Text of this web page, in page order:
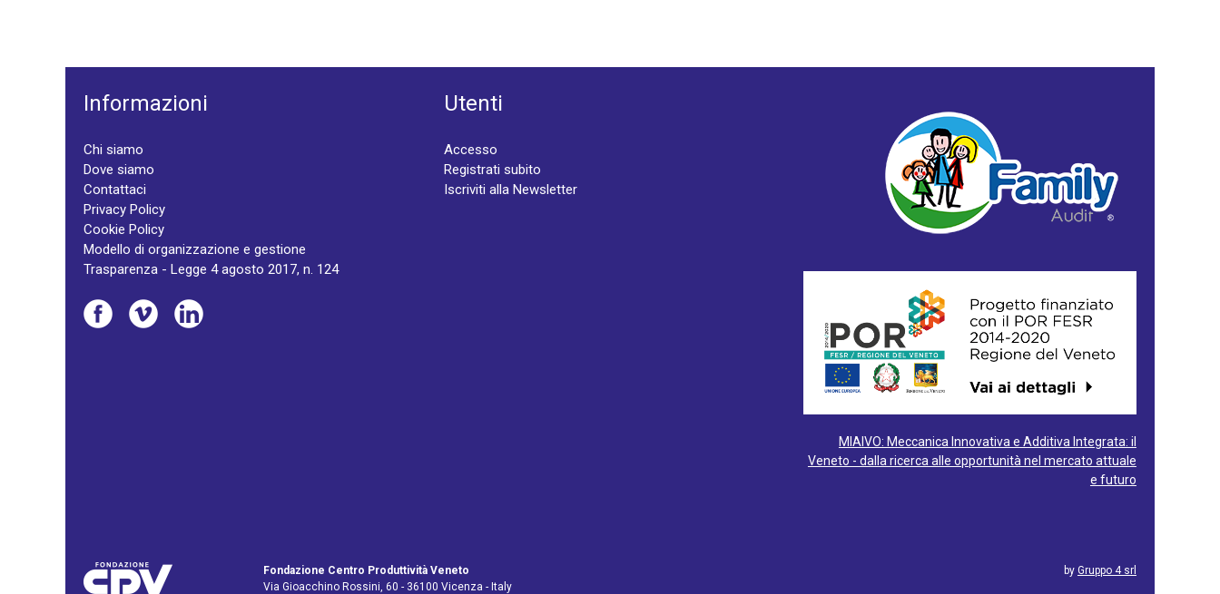
Informazioni
Chi siamo
Dove siamo
Contattaci
Privacy Policy
Cookie Policy
Modello di organizzazione e gestione
Trasparenza - Legge 4 agosto 2017, n. 124
Utenti
Accesso
Registrati subito
Iscriviti alla Newsletter
MIAIVO: Meccanica Innovativa e Additiva Integrata: il
Veneto - dalla ricerca alle opportunità nel mercato attuale
e futuro
Fondazione Centro Produttività Veneto
Via Gioacchino Rossini, 60 - 36100 Vicenza - Italy
by Gruppo 4 srl